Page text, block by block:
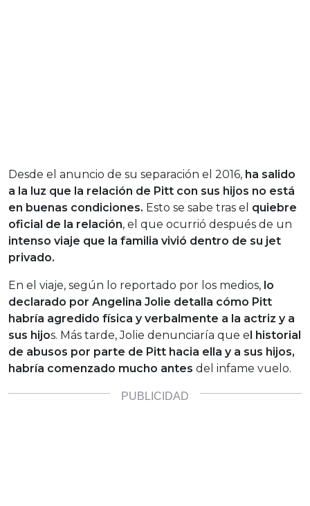
Desde el anuncio de su separación el 2016, ha salido
a la luz que la relación de Pitt con sus hijos no está
en buenas condiciones. Esto se sabe tras el quiebre
oficial de la relación, el que ocurrió después de un
intenso viaje que la familia vivió dentro de su jet
privado.
En el viaje, según lo reportado por los medios, lo
declarado por Angelina Jolie detalla cómo Pitt
habría agredido física y verbalmente a la actriz y a
sus hijos. Más tarde, Jolie denunciaría que e l historial
de abusos por parte de Pitt hacia ella y a sus hijos,
habría comenzado mucho antes del infame vuelo.